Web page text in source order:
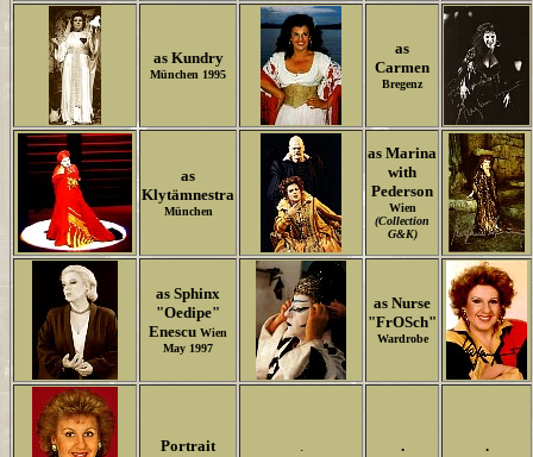
as Kundry
München 1995
as
Carmen
Bregenz
as
Klytämnestra
München
as Marina
with
Pederson
Wien
(Collection
G&K)
as Sphinx
"Oedipe"
Enescu Wien
May 1997
as Nurse
"FrOSch"
Wardrobe
Portrait . . .